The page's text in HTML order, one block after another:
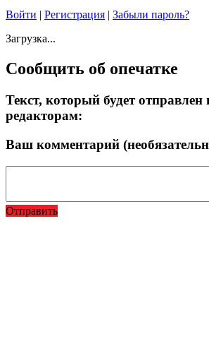
Войти | Регистрация | Забыли пароль?
Загрузка...
Сообщить об опечатке
Текст, который будет
редакторам:
Ваш комментарий
Отправить